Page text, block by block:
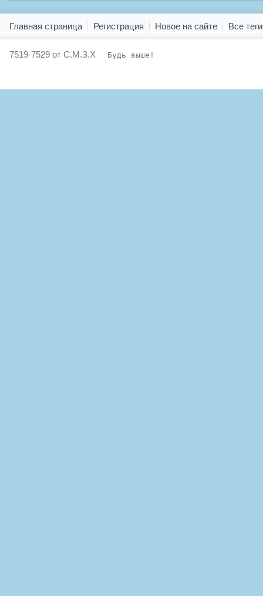
Главная страница Регистрация Новое на сайте Все теги
7519-7529 от С.М.З.Х Будь выше!